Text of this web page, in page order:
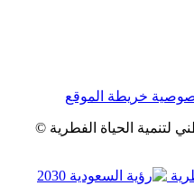
خريطة الموقع
لتنمية الحياة الفطرية ©